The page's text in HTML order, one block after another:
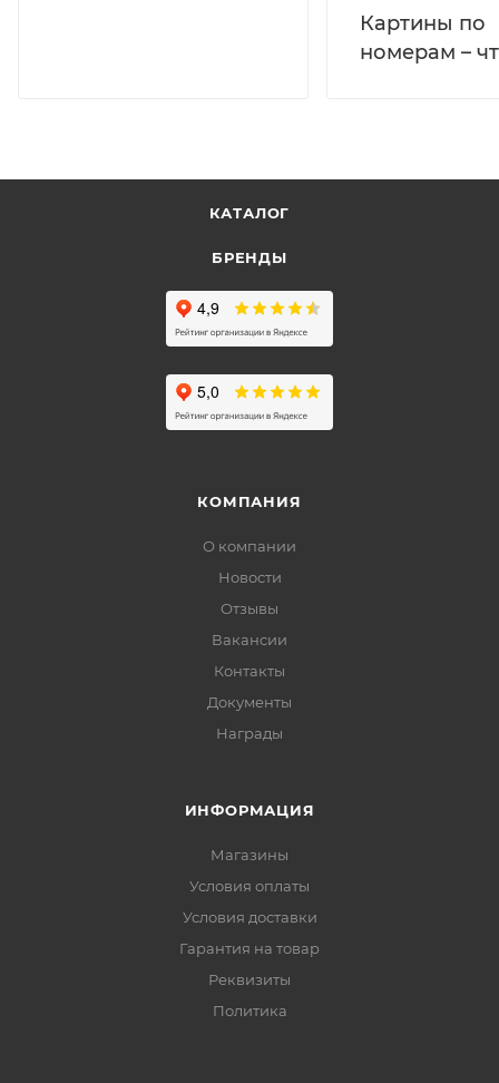
Картины по
номерам –
КАТАЛОГ
БРЕНДЫ
КОМПАНИЯ
О компании
Новости
Отзывы
Вакансии
Контакты
Документы
Награды
ИНФОРМАЦИЯ
Магазины
Условия оплаты
Условия доставки
Гарантия на товар
Реквизиты
Политика